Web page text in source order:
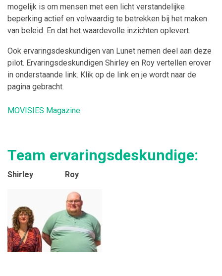
mogelijk is om mensen met een licht verstandelijke
beperking actief en volwaardig te betrekken bij het maken
van beleid. En dat het waardevolle inzichten oplevert.
Ook ervaringsdeskundigen van Lunet nemen deel aan deze
pilot. Ervaringsdeskundigen Shirley en Roy vertellen erover
in onderstaande link. Klik op de link en je wordt naar de
pagina gebracht.
MOVISIES Magazine
Team ervaringsdeskundige:
Shirley Roy